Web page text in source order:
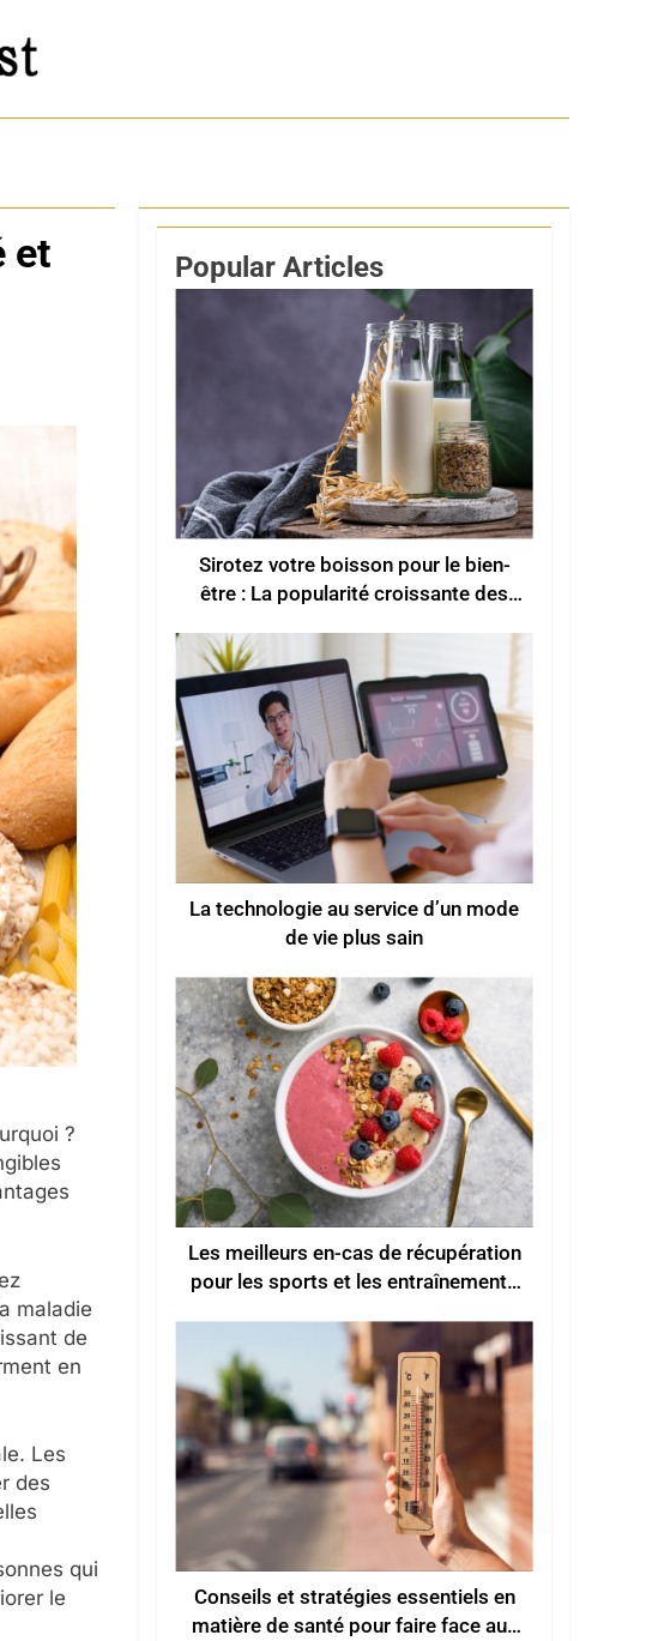
et
?
maladie
de
en
Les
des
qui
le
Popular Articles
Sirotez votre boisson pour le bien-
être : La popularité croissante des
La technologie au service d’un mode
de vie plus sain
Les meilleurs en-cas de récupération
pour les sports et les entraînements
Conseils et stratégies essentiels en
matière de santé pour faire face aux